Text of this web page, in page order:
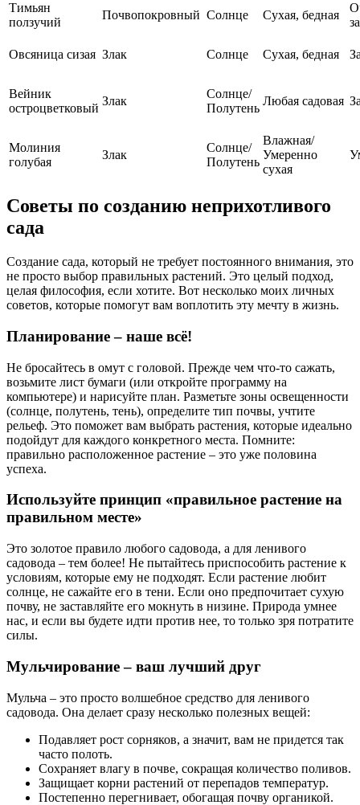
Тимьян
ползучий
Почвопокровный Солнце Сухая, бедная
Овсяница сизая Злак Солнце Сухая, бедная
Вейник
остроцветковый
Злак
Солнце/
Полутень
Любая садовая
Молиния
голубая
Злак
Солнце/
Полутень
Влажная/
Умеренно
сухая
Советы по созданию неприхотливого
сада
Создание сада, который не требует постоянного внимания, это
не просто выбор правильных растений. Это целый подход,
целая философия, если хотите. Вот несколько моих личных
советов, которые помогут вам воплотить эту мечту в жизнь.
Планирование – наше всё!
Не бросайтесь в омут с головой. Прежде чем что-то сажать,
возьмите лист бумаги (или откройте программу на
компьютере) и нарисуйте план. Разметьте зоны освещенности
(солнце, полутень, тень), определите тип почвы, учтите
рельеф. Это поможет вам выбрать растения, которые идеально
подойдут для каждого конкретного места. Помните:
правильно расположенное растение – это уже половина
успеха.
Используйте принцип «правильное растение на
правильном месте»
Это золотое правило любого садовода, а для ленивого
садовода – тем более! Не пытайтесь приспособить растение к
условиям, которые ему не подходят. Если растение любит
солнце, не сажайте его в тени. Если оно предпочитает сухую
почву, не заставляйте его мокнуть в низине. Природа умнее
нас, и если вы будете идти против нее, то только зря потратите
силы.
Мульчирование – ваш лучший друг
Мульча – это просто волшебное средство для ленивого
садовода. Она делает сразу несколько полезных вещей:
Подавляет рост сорняков, а значит, вам не придется так
часто полоть.
Сохраняет влагу в почве, сокращая количество поливов.
Защищает корни растений от перепадов температур.
Постепенно перегнивает, обогащая почву органикой.